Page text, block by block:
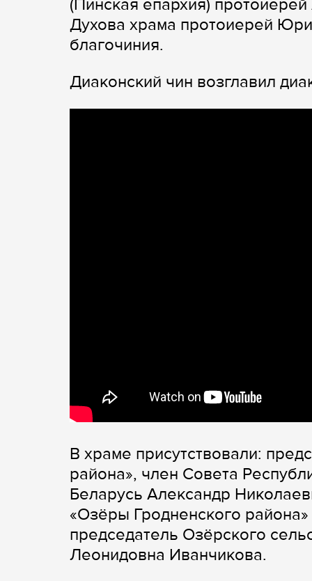
(Пинская епархия)
Духова храма протоиерей
благочиния.
Диаконский чин возглавил
В храме присутствовали:
района», член Совета
Беларусь Александр
«Озёры Гродненского
председатель Озёрского
Леонидовна Иванчикова.